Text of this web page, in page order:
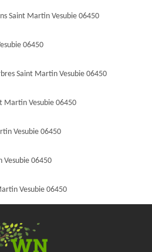
Saint Martin Vesubie 06450
06450
Saint Martin Vesubie 06450
Martin Vesubie 06450
Vesubie 06450
Vesubie 06450
Vesubie 06450